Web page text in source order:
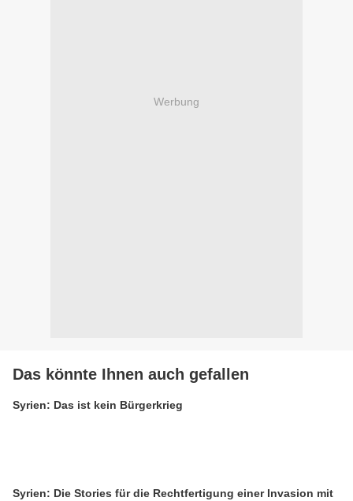
Werbung
Das könnte Ihnen auch gefallen
Syrien: Das ist kein Bürgerkrieg
Syrien: Die Stories für die Rechtfertigung einer Invasion mit